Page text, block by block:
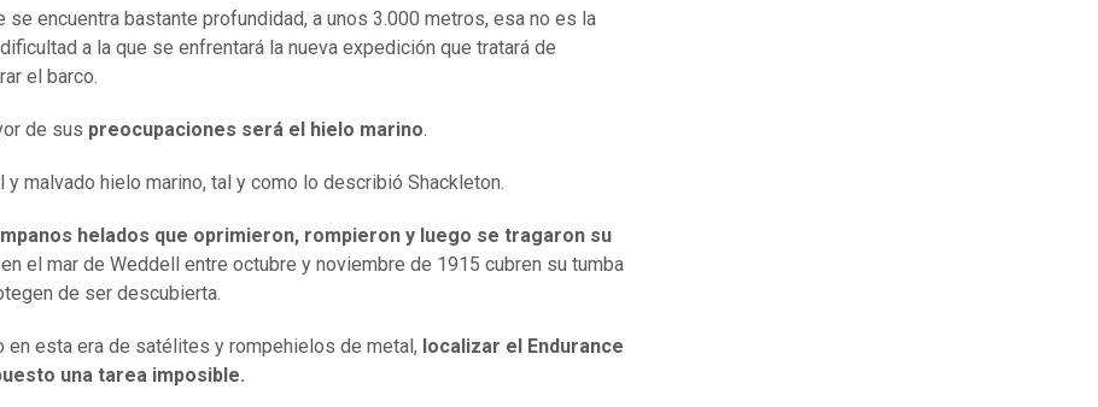
se encuentra bastante profundidad, a unos 3.000 metros, esa no es la
a la que se enfrentará la nueva expedición que tratará de
el barco.
de sus preocupaciones será el hielo marino.
y malvado hielo marino, tal y como lo describió Shackleton.
helados que oprimieron, rompieron y luego se tragaron su
en el mar de Weddell entre octubre y noviembre de 1915 cubren su tumba
de ser descubierta.
en esta era de satélites y rompehielos de metal, localizar el Endurance
una tarea imposible.